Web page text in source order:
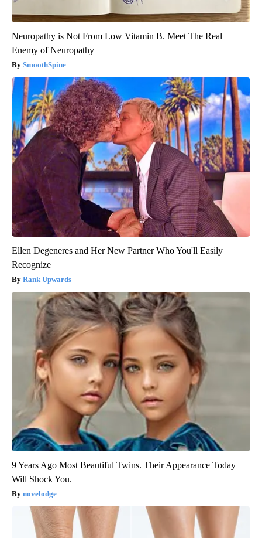
Neuropathy is Not From Low Vitamin B. Meet The Real
Enemy of Neuropathy
SmoothSpine
Ellen Degeneres and Her New Partner Who You'll Easily
Recognize
Rank Upwards
9 Years Ago Most Beautiful Twins. Their Appearance Today
Will Shock You.
novelodge